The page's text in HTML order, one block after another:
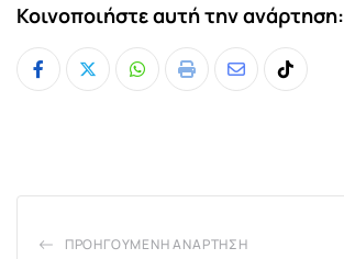
Κοινοποιήστε αυτή την ανάρτηση:
Whatsapp
Print
ShareTiktok
ΠΡΟΗΓΟΎΜΕΝΗ ΑΝΆΡΤΗΣΗ